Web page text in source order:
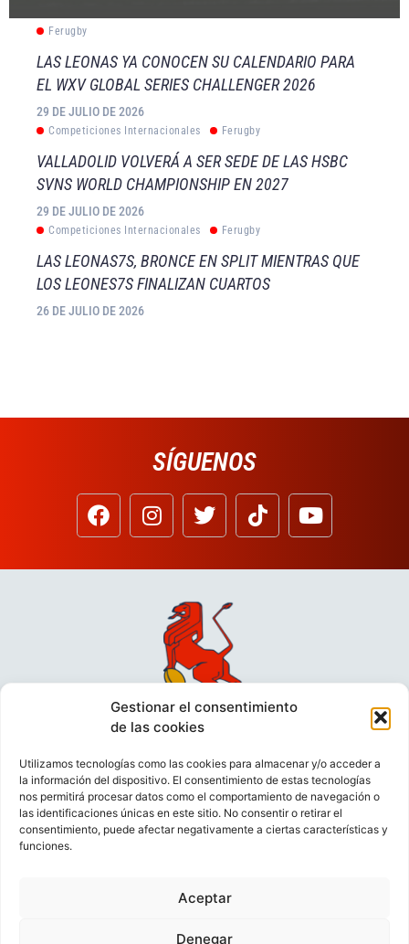
Gestionar el consentimiento
de las cookies
Utilizamos tecnologías como las cookies para almacenar y/o acceder a
la información del dispositivo. El consentimiento de estas tecnologías
nos permitirá procesar datos como el comportamiento de navegación o
las identificaciones únicas en este sitio. No consentir o retirar el
consentimiento, puede afectar negativamente a ciertas características y
funciones.
Aceptar
Denegar
Ferugby
LAS LEONAS YA CONOCEN SU CALENDARIO PARA
EL WXV GLOBAL SERIES CHALLENGER 2026
29 DE JULIO DE 2026
Competiciones Internacionales Ferugby
VALLADOLID VOLVERÁ A SER SEDE DE LAS HSBC
SVNS WORLD CHAMPIONSHIP EN 2027
29 DE JULIO DE 2026
Competiciones Internacionales Ferugby
LAS LEONAS7S, BRONCE EN SPLIT MIENTRAS QUE
LOS LEONES7S FINALIZAN CUARTOS
26 DE JULIO DE 2026
SÍGUENOS
VIDEOCONFERENCIAS
POLÍTICA DE PRIVACIDAD
CONTACTO